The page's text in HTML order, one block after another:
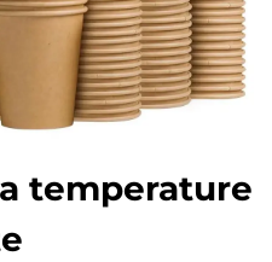
temperature